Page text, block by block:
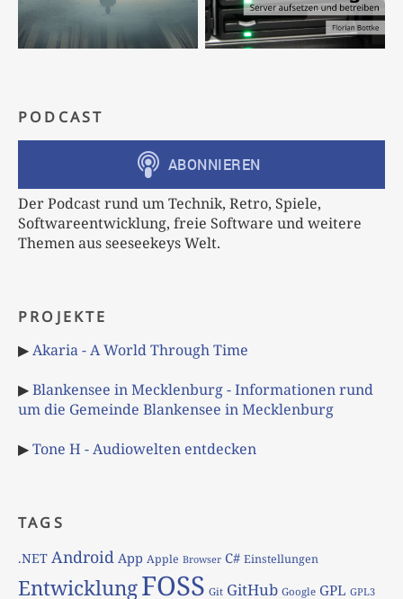
PODCAST
Der Podcast rund um Technik, Retro, Spiele,
Softwareentwicklung, freie Software und weitere
Themen aus seeseekeys Welt.
PROJEKTE
▶Akaria - A World Through Time
▶Blankensee in Mecklenburg - Informationen rund
um die Gemeinde Blankensee in Mecklenburg
▶Tone H - Audiowelten entdecken
TAGS
.NET Android App Apple Browser C# Einstellungen
EntwicklungFOSS Git GitHub Google GPL GPL3